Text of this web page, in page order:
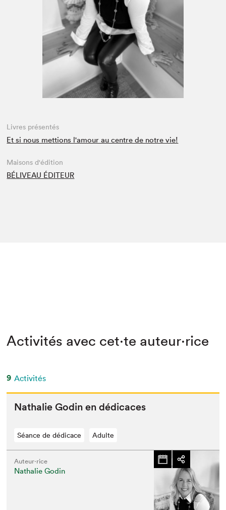
Espace enseignant·e·s
Espace pro
Livres présentés
Et si nous mettions l'amour au centre de notre vie!
Maisons d'édition
BÉLIVEAU ÉDITEUR
Activités avec cet·te auteur·rice
9 Activités
Nathalie Godin en dédicaces
Séance de dédicace Adulte
Auteur·rice
Nathalie Godin